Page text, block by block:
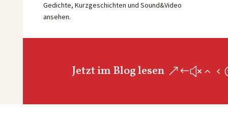
Gedichte, Kurzgeschichten und Sound&Video
ansehen.
Jetzt im Blog lesen